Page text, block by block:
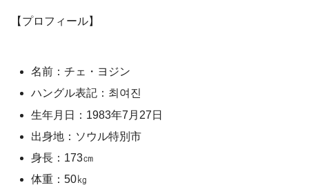
【プロフィール】
名前：チェ・ヨジン
ハングル表記：최여진
生年月日：1983年7月27日
出身地：ソウル特別市
身長：173㎝
体重：50㎏